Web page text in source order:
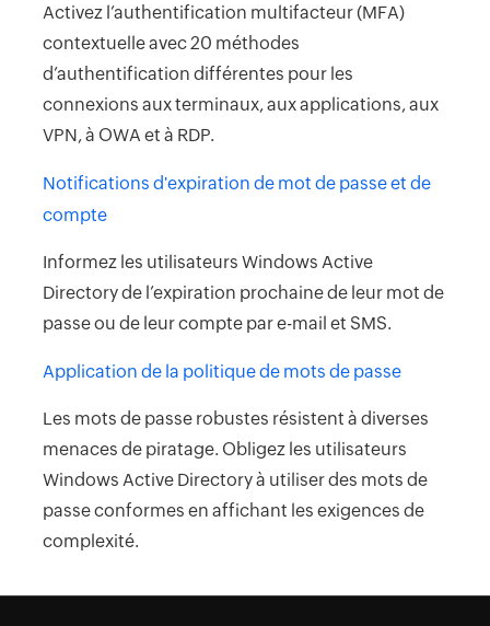
Activez l’authentification multifacteur (MFA)
contextuelle avec 20 méthodes
d’authentification différentes pour les
connexions aux terminaux, aux applications, aux
VPN, à OWA et à RDP.
Notifications d'expiration de mot de passe et de
compte
Informez les utilisateurs Windows Active
Directory de l’expiration prochaine de leur mot de
passe ou de leur compte par e-mail et SMS.
Application de la politique de mots de passe
Les mots de passe robustes résistent à diverses
menaces de piratage. Obligez les utilisateurs
Windows Active Directory à utiliser des mots de
passe conformes en affichant les exigences de
complexité.